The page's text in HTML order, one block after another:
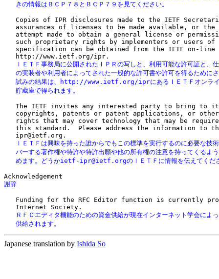
   きの情報はＢＣＰ７８とＢＣＰ７９を見てください。
Copies of IPR disclosures made to the IETF
assurances of licenses to be made available, or the
attempt made to obtain a general license or
such proprietary rights by implementers or users of
specification can be obtained from the IETF on-line
ＩＥＴＦ事務局に公開されたＩＰＲの写しと、利用可能な許可証と、
の実装者や利用者によってされた一般的な許可書や許可を得るために
試みの結果は、http://www.ietf.org/iprにあるＩＥＴＦオンラ
   貯蔵庫で得られます。
The IETF invites any interested party to bring to
copyrights, patents or patent applications, or
rights that may cover technology that may be
this standard.  Please address the information to
ＩＥＴＦは興味を持った誰からでもこの標準を実行するのに必要な技
バーする著作権や特許や特許出願や他の所有権の注意を持ってくるよ
めます。どうかietf-ipr@ietf.orgのＩＥＴＦに情報を伝えてくだ
謝辞
Funding for the RFC Editor function is currently
ＲＦＣエディタ機能のための資金供給が現在インターネット学会によ
   供給されます。
Japanese translation by Ishida So